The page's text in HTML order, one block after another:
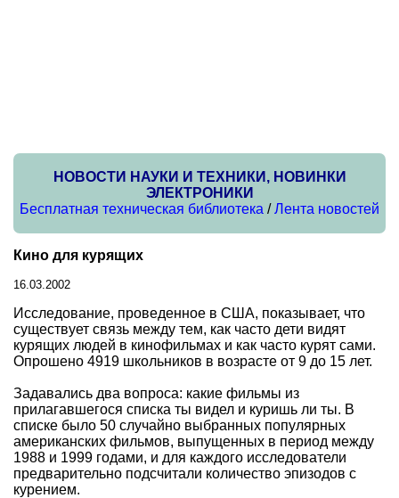
НОВОСТИ НАУКИ И ТЕХНИКИ, НОВИНКИ
ЭЛЕКТРОНИКИ
Бесплатная техническая библиотека /Лента новостей
Кино для курящих
16.03.2002
Исследование, проведенное в США, показывает, что
существует связь между тем, как часто дети видят
курящих людей в кинофильмах и как часто курят сами.
Опрошено 4919 школьников в возрасте от 9 до 15 лет.
Задавались два вопроса: какие фильмы из
прилагавшегося списка ты видел и куришь ли ты. В
списке было 50 случайно выбранных популярных
американских фильмов, выпущенных в период между
1988 и 1999 годами, и для каждого исследователи
предварительно подсчитали количество эпизодов с
курением.